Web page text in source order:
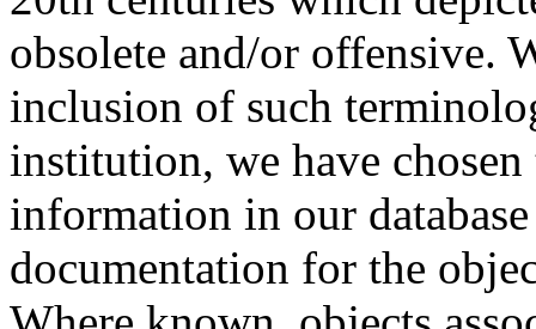
obsolete and/or offensive.
inclusion of such
institution, we have
information in our
documentation for the